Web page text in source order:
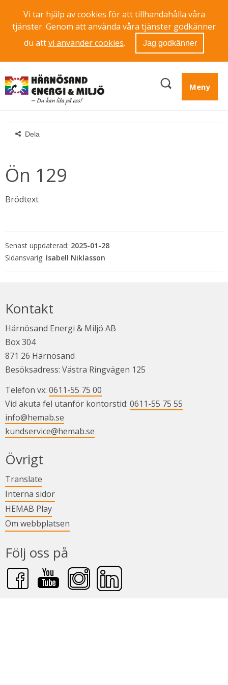
Vi tar hjälp av cookies för att tillhandahålla våra
tjänster. Genom att använda våra tjänster godkänner
du attvi använder cookies. Jag godkänner
Meny
Dela
Ön 129
Brödtext
Senast uppdaterad: 2025-01-28
Isabell Niklasson
Kontakt
Härnösand Energi & Miljö AB
Box 304
871 26 Härnösand
Besöksadress: Västra Ringvägen 125
Telefon vx: 0611-55 75 00
Vid akuta fel utanför kontorstid: 0611-55 75 55
info@hemab.se
kundservice@hemab.se
Övrigt
Translate
Interna sidorLänk till annan webbplats.
HEMAB PlayLänk till annan webbplats.
Om webbplatsen
Följ oss på